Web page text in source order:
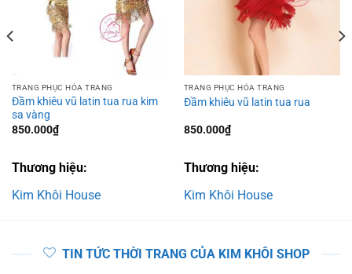
TRANG PHỤC HÓA TRANG
Đầm khiêu vũ latin tua rua kim
sa vàng
850.000₫
Thương hiệu:
Kim Khôi House
TRANG PHỤC HÓA TRANG
Đầm khiêu vũ latin tua rua
850.000₫
Thương hiệu:
Kim Khôi House
TIN TỨC THỜI TRANG CỦA KIM KHÔI SHOP